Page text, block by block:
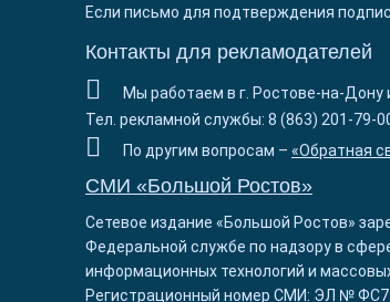
Если письмо для подтверждения
Контакты для рекламодателей
Мы работаем в г. Ростове-на-Дону
Тел. рекламной службы: 8 (863) 201-79-
По другим вопросам – «Обратная
СМИ «Большой Ростов»
Сетевое издание «Большой Ростов»
Федеральной службе по надзору в
информационных технологий и
Регистрационный номер СМИ: ЭЛ №